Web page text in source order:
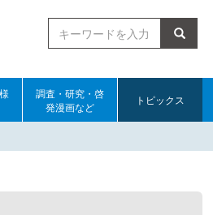
検索
調査・研究・啓
発漫画など
トピックス